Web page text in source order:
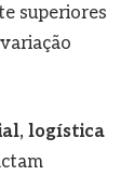
superiores
logística